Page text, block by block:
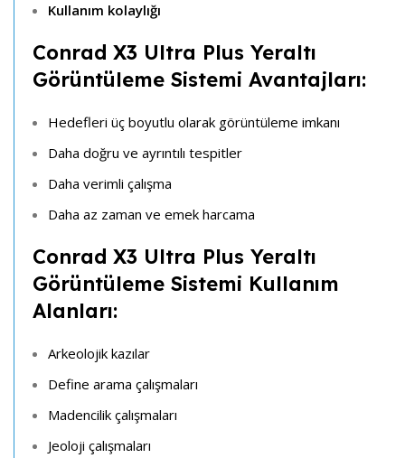
Kullanım kolaylığı
Conrad X3 Ultra Plus Yeraltı
Görüntüleme Sistemi Avantajları:
Hedefleri üç boyutlu olarak görüntüleme imkanı
Daha doğru ve ayrıntılı tespitler
Daha verimli çalışma
Daha az zaman ve emek harcama
Conrad X3 Ultra Plus Yeraltı
Görüntüleme Sistemi Kullanım
Alanları:
Arkeolojik kazılar
Define arama çalışmaları
Madencilik çalışmaları
Jeoloji çalışmaları